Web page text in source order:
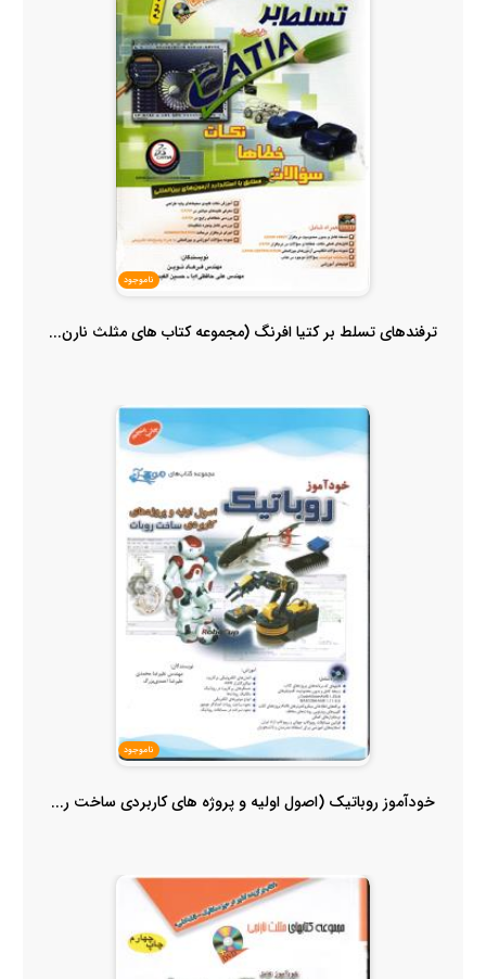
ناموجود
ترفندهای تسلط بر کتیا افرنگ (مجموعه کتاب های مثلث نارن...
ناموجود
خودآموز روباتیک (اصول اولیه و پروژه های کاربردی ساخت ر...